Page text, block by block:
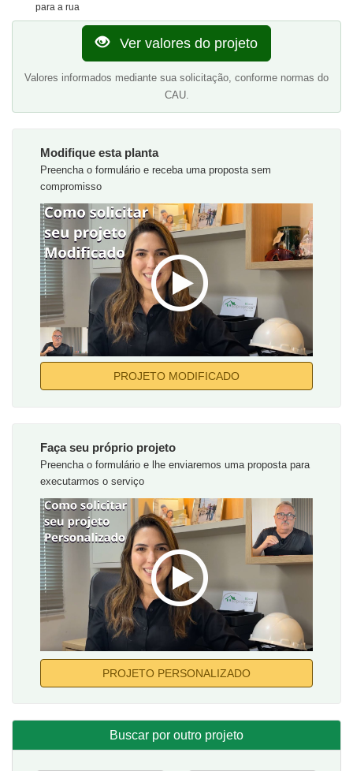
para a rua
Ver valores do projeto
Valores informados mediante sua solicitação, conforme normas do
CAU.
Modifique esta planta
Preencha o formulário e receba uma proposta sem
compromisso
PROJETO MODIFICADO
Faça seu próprio projeto
Preencha o formulário e lhe enviaremos uma proposta para
executarmos o serviço
PROJETO PERSONALIZADO
Buscar por outro projeto